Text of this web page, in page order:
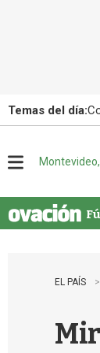
Temas del día:
u
EL PAÍS